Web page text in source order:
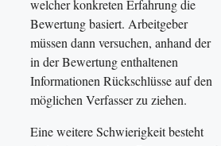
welcher konkreten Erfahrung die
Bewertung basiert. Arbeitgeber
müssen dann versuchen, anhand der
in der Bewertung enthaltenen
Informationen Rückschlüsse auf den
möglichen Verfasser zu ziehen.
Eine weitere Schwierigkeit besteht